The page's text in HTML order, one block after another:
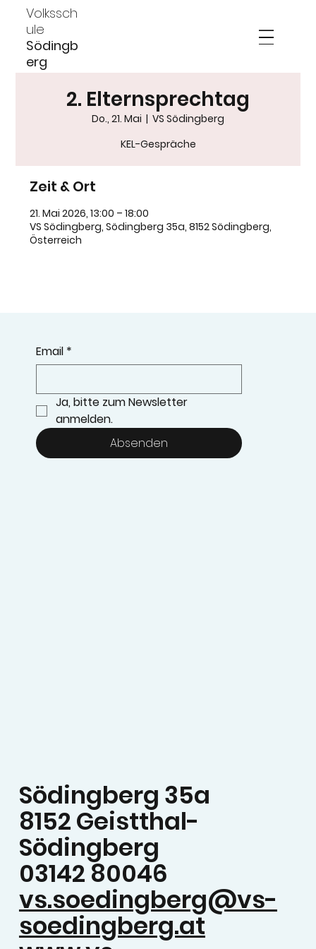
Volkssch
ule
Södingb
erg
2. Elternsprechtag
Do., 21. Mai
  |
VS Södingberg
KEL-Gespräche
Zeit & Ort
21. Mai 2026, 13:00 – 18:00
VS Södingberg, Södingberg 35a, 8152 Södingberg,
Österreich
Södingberg 35a
8152 Geistthal-
Södingberg
03142 80046
vs.soedingberg@vs-
soedingberg.at
Email *
Ja, bitte zum Newsletter
anmelden.
Absenden